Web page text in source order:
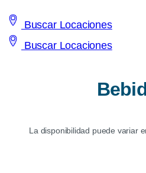
Buscar Locaciones
Buscar Locaciones
La disponibilidad puede variar